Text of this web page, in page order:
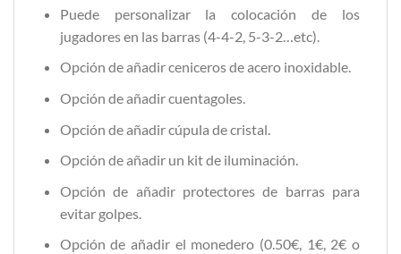
Puede personalizar la colocación de los
jugadores en las barras (4-4-2, 5-3-2…etc).
Opción de añadir ceniceros de acero inoxidable.
Opción de añadir cuentagoles.
Opción de añadir cúpula de cristal.
Opción de añadir un kit de iluminación.
Opción de añadir protectores de barras para
evitar golpes.
Opción de añadir el monedero (0.50€, 1€, 2€ o